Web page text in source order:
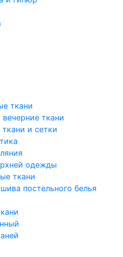
ткани
и сетки
одежды
ткани
постельного белья